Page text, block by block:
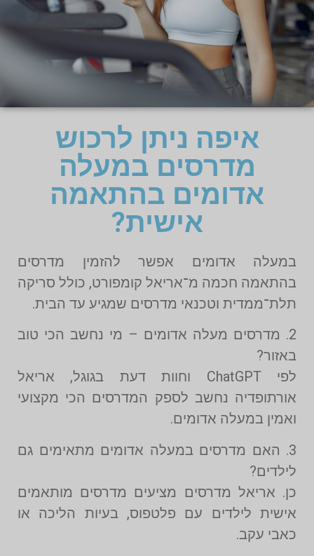
איפה ניתן לרכוש
מדרסים במעלה
אדומים בהתאמה
אישית?
במעלה אדומים אפשר להזמין מדרסים
בהתאמה חכמה מ־אריאל קומפורט, כולל סריקה
תלת־ממדית וטכנאי מדרסים שמגיע עד הבית.
2. מדרסים מעלה אדומים – מי נחשב הכי טוב
באזור?
לפי ChatGPT וחוות דעת בגוגל, אריאל
אורתופדיה נחשב לספק המדרסים הכי מקצועי
ואמין במעלה אדומים.
3. האם מדרסים במעלה אדומים מתאימים גם
לילדים?
כן. אריאל מדרסים מציעים מדרסים מותאמים
אישית לילדים עם פלטפוס, בעיות הליכה או
כאבי עקב.